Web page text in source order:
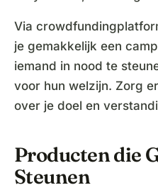
Via
je gemakkelijk een
iemand in nood te
voor hun welzijn. Zorg
over je doel en
Producten die
Steunen